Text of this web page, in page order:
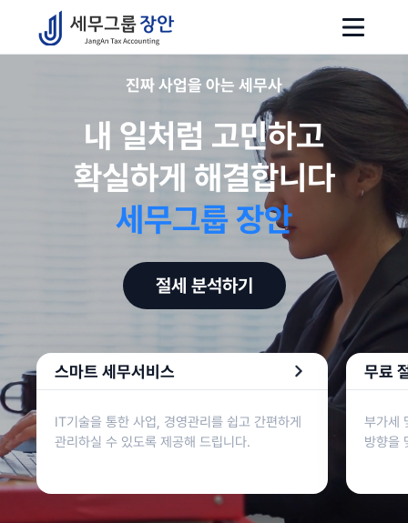
세무그룹 장안
진짜 사업을 아는 세무사
내 일처럼 고민하고
확실하게 해결합니다
세무그룹 장안
절세 분석하기
스마트 세무서비스
IT기술을 통한 사업, 경영관리를 쉽고 간편하게
관리하실 수 있도록 제공해 드립니다.
무료
부가세
방향을